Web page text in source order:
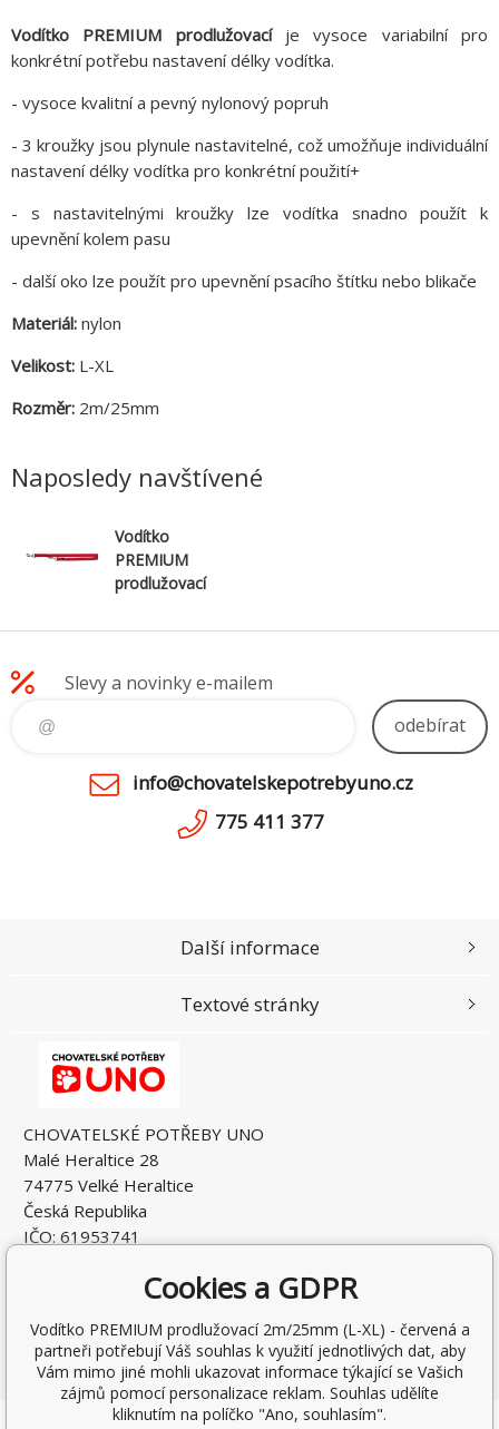
Vodítko PREMIUM prodlužovacíje vysoce variabilní pro
konkrétní potřebu nastavení délky vodítka.
- vysoce kvalitní a pevný nylonový popruh
- 3 kroužky jsou plynule nastavitelné, což umožňuje individuální
nastavení délky vodítka pro konkrétní použití+
- s nastavitelnými kroužky lze vodítka snadno použít k
upevnění kolem pasu
- další oko lze použít pro upevnění psacího štítku nebo blikače
Materiál: nylon
Velikost: L-XL
Rozměr: 2m/25mm
Naposledy navštívené
Vodítko
PREMIUM
prodlužovací
XL) - červená
Slevy a novinky e-mailem
odebírat
info@chovatelskepotrebyuno.cz
775 411 377
CHOVATELSKÉ POTŘEBY UNO
Malé Heraltice 28
74775 Velké Heraltice
Česká Republika
IČO: 61953741
Další informace
Textové stránky
Cookies a GDPR
Vodítko PREMIUM prodlužovací 2m/25mm (L-XL) - červená a
partneři potřebují Váš souhlas k využití jednotlivých dat, aby
Vám mimo jiné mohli ukazovat informace týkající se Vašich
zájmů pomocí personalizace reklam. Souhlas udělíte
kliknutím na políčko "Ano, souhlasím".